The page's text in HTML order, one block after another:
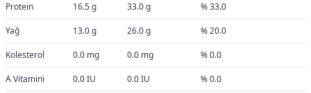
Protein 16.5 g 33.0 g % 33.0
Yağ 13.0 g 26.0 g % 20.0
Kolesterol 0.0 mg 0.0 mg % 0.0
A Vitamini 0.0 IU 0.0 IU % 0.0